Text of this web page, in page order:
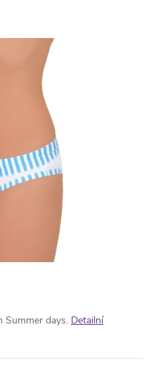
Summer days. Detailní